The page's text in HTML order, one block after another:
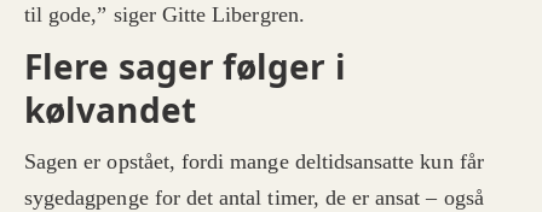
til gode,” siger Gitte Libergren.
Flere sager følger i
kølvandet
Sagen er opstået, fordi mange deltidsansatte kun får
sygedagpenge for det antal timer, de er ansat – også